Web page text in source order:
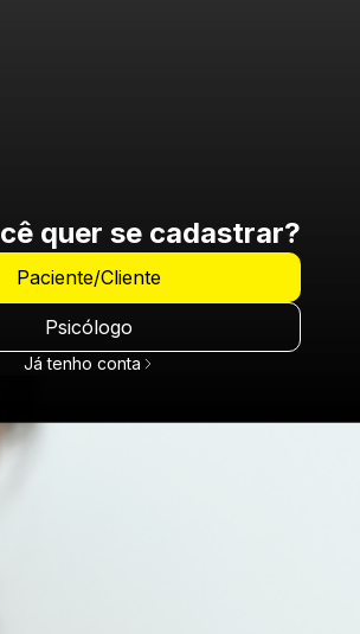
quer se cadastrar?
Paciente/Cliente
Psicólogo
Já tenho conta